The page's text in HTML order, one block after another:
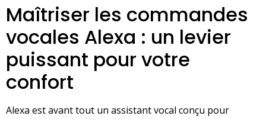
Maîtriser les commandes
vocales Alexa : un levier
puissant pour votre
confort
Alexa est avant tout un assistant vocal conçu pour